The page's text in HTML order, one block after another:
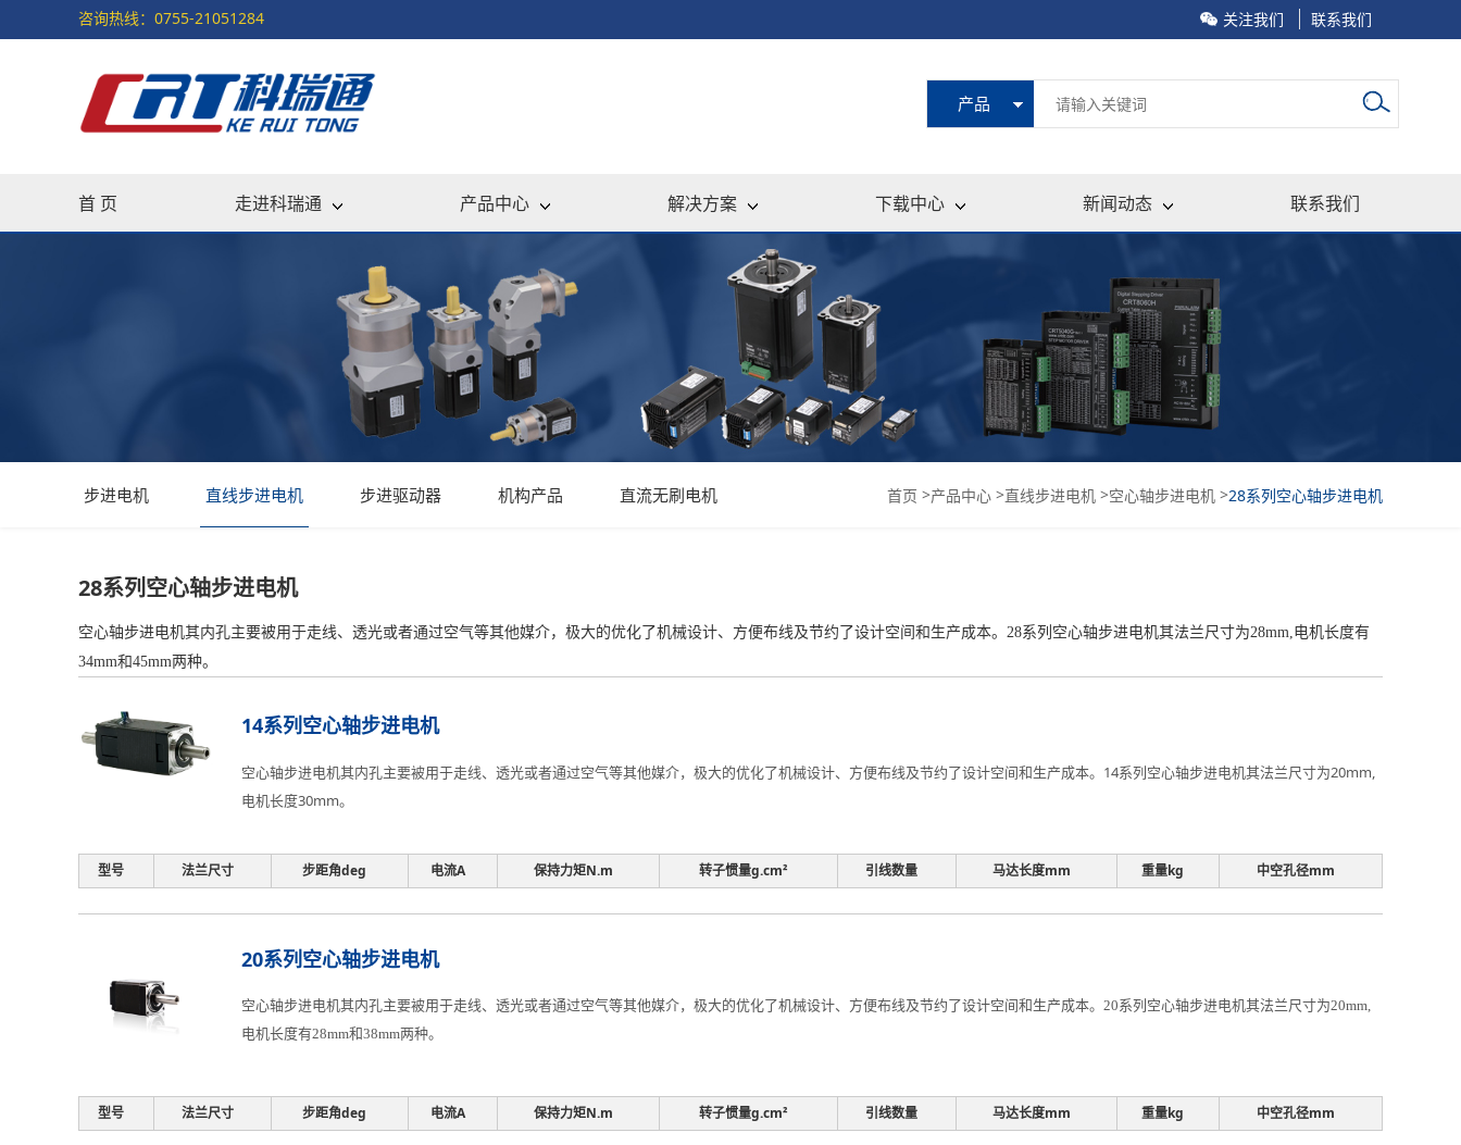
咨询热线：0755-21051284 关注我们 联系我们
产品
首 页 走进科瑞通 产品中心 解决方案 下载中心 新闻动态 联系我们
步进电机 直线步进电机 步进驱动器 机构产品 直流无刷电机 首页 >产品中心 >直线步进电机 >空心轴步进电机 >28系列空心轴步进电机
28系列空心轴步进电机
空心轴步进电机其内孔主要被用于走线、透光或者通过空气等其他媒介，极大的优化了机械设计、方便布线及节约了设计空间和生产成本。28系列空心轴步进电机其法兰尺寸为28mm,电机长度有
34mm和45mm两种。
14系列空心轴步进电机
空心轴步进电机其内孔主要被用于走线、透光或者通过空气等其他媒介，极大的优化了机械设计、方便布线及节约了设计空间和生产成本。14系列空心轴步进电机其法兰尺寸为20mm,
电机长度30mm。
型号 法兰尺寸 步距角deg 电流A 保持力矩N.m 转子惯量g.cm² 引线数量 马达长度mm 重量kg 中空孔径mm
20系列空心轴步进电机
空心轴步进电机其内孔主要被用于走线、透光或者通过空气等其他媒介，极大的优化了机械设计、方便布线及节约了设计空间和生产成本。20系列空心轴步进电机其法兰尺寸为20mm,
电机长度有28mm和38mm两种。
型号 法兰尺寸 步距角deg 电流A 保持力矩N.m 转子惯量g.cm² 引线数量 马达长度mm 重量kg 中空孔径mm